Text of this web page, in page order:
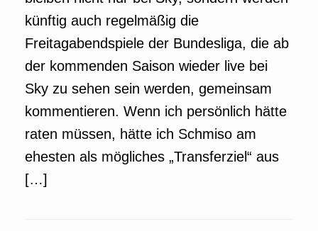
künftig auch regelmäßig die
Freitagabendspiele der Bundesliga, die ab
der kommenden Saison wieder live bei
Sky zu sehen sein werden, gemeinsam
kommentieren. Wenn ich persönlich hätte
raten müssen, hätte ich Schmiso am
ehesten als mögliches „Transferziel“ aus
[…]